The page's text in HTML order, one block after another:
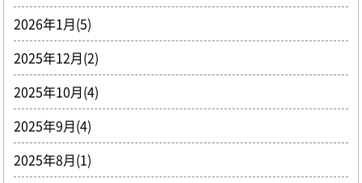
2026年1月(5)
2025年12月(2)
2025年10月(4)
2025年9月(4)
2025年8月(1)